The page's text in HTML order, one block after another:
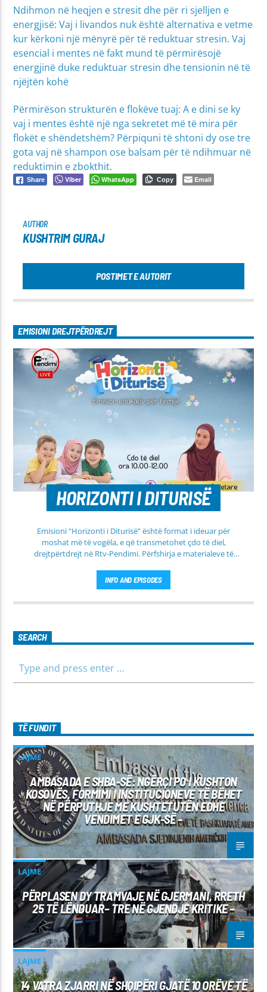
Ndihmon në heqjen e stresit dhe për ri sjelljen e
energjisë: Vaj i livandos nuk është alternativa e vetme
kur kërkoni një mënyrë për të reduktuar stresin. Vaj
esencial i mentes në fakt mund të përmirësojë
energjinë duke reduktuar stresin dhe tensionin në të
njëjtën kohë
Përmirëson strukturën e flokëve tuaj: A e dini se ky
vaj i mentes është një nga sekretet më të mira për
flokët e shëndetshëm? Përpiquni të shtoni dy ose tre
gota vaj në shampon ose balsam për të ndihmuar në
reduktimin e zbokthit.
Share Viber WhatsApp Copy Email
AUTHOR
KUSHTRIM GURAJ
POSTIMET E AUTORIT
EMISIONI DREJTPËRDREJT
HORIZONTI I DITURISË
Emisioni “Horizonti i Diturisë” është format i ideuar për
moshat më të vogëla, e që transmetohet çdo të diel,
drejtpërtdrejt në Rtv-Pendimi. Përfshirja e materialeve të
rrugën e duhur të besimit Islam, janë pikësynimi kryesor i
të jemi më afër dëgjuesve të rinj, komunikojmë së bashku me
kanë, por edhe përfitimin e njohurive të reja. Çdo të diel, ora
10:00-12:00 Moderatore: Luljeta Beqiri Kontakti: Viber: +383
INFO AND EPISODES
SEARCH
TË FUNDIT
LAJME
AMBASADA E SHBA-SË: NGËRÇI PO I KUSHTON
KOSOVËS, FORMIMI I INSTITUCIONEVE TË BËHET
NË PËRPUTHJE ME KUSHTETUTËN EDHE
VENDIMET E GJK-SË –
LAJME
PËRPLASEN DY TRAMVAJE NË GJERMANI, RRETH
25 TË LËNDUAR– TRE NË GJENDJE KRITIKE –
LAJME
14 VATRA ZJARRI NË SHQIPËRI GJATË 10 ORËVE TË